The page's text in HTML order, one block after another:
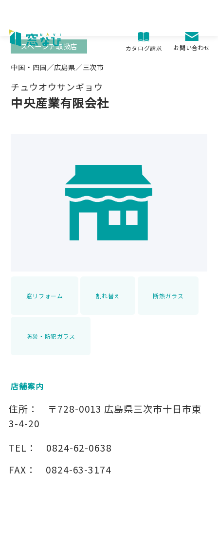
content
カタログ請求 お問い合わせ
中国・四国／広島県／三次市
チュウオウサンギョウ
中央産業有限会社
スペーシア取扱店
窓リフォーム 割れ替え 断熱ガラス
防災・防犯ガラス
店舗案内
住所： 〒728-0013 広島県三次市十日市東
3-4-20
TEL：
0824-62-0638
FAX：
0824-63-3174